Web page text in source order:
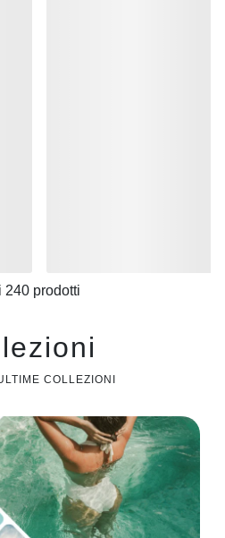
240prodotti
COLLEZIONI